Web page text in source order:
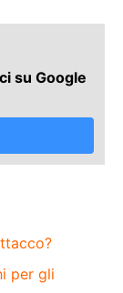
su Google
per gli